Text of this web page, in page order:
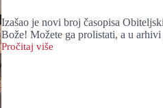
Izašao je novi broj časopisa
Bože! Možete ga prolistati, a u
Pročitaj više
Obiteljski
list
30